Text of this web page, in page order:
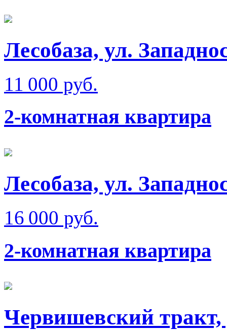
Лесобаза, ул.
11 000 руб.
2-комнатная квартира
Лесобаза, ул.
16 000 руб.
2-комнатная квартира
Червишевский